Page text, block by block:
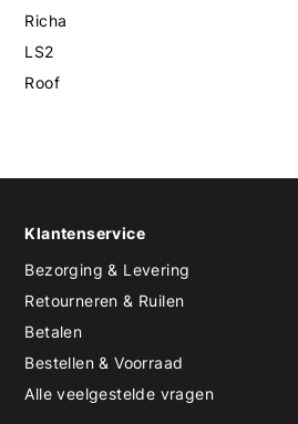
Richa
LS2
Roof
Klantenservice
Bezorging & Levering
Retourneren & Ruilen
Betalen
Bestellen & Voorraad
Alle veelgestelde vragen